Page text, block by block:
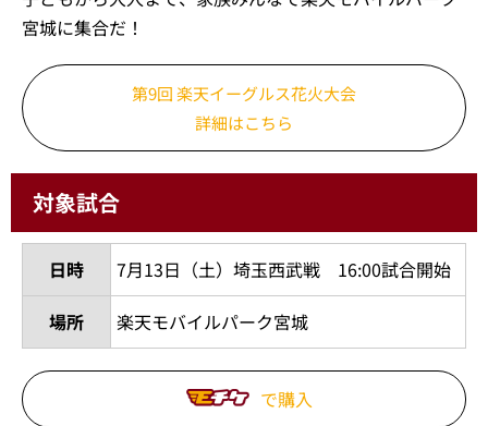
宮城に集合だ！
第9回 楽天イーグルス花火大会
詳細はこちら
対象試合
日時
7月13日（土）埼玉西武戦 16:00試合開始
場所
楽天モバイルパーク宮城
で購入